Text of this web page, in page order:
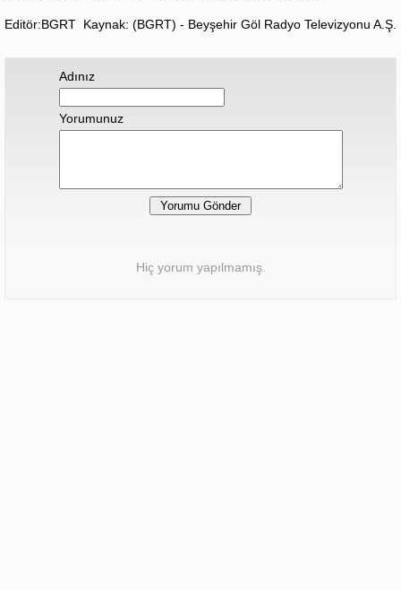
Editör:BGRT Kaynak: (BGRT) - Beyşehir Göl Radyo Televizyonu A.Ş.
Adınız
Yorumunuz
Hiç yorum yapılmamış.